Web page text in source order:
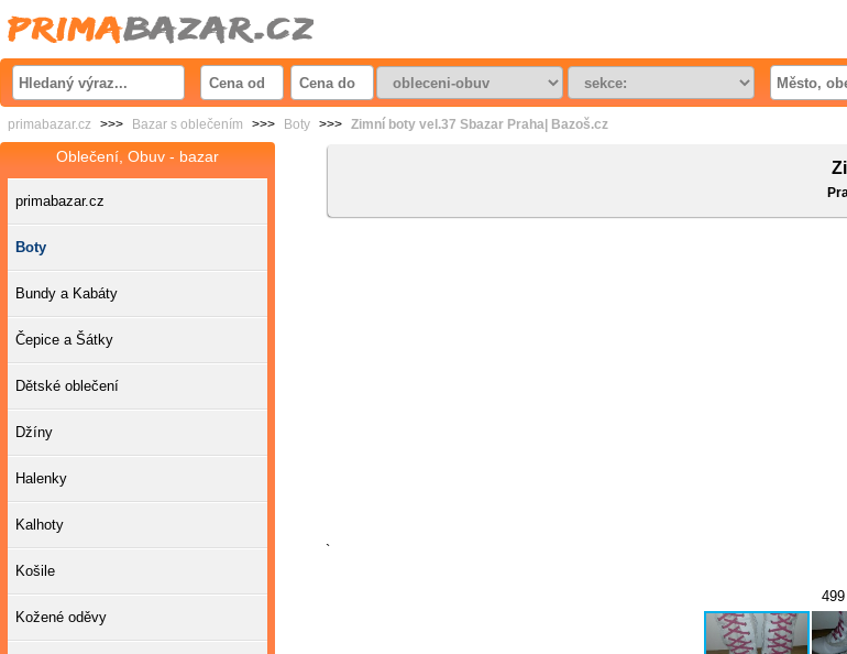
primabazar.cz >>> Bazar s oblečením >>> Boty >>> Zimní boty vel.37 Sbazar Praha| Bazoš.cz
`
Oblečení, Obuv - bazar
primabazar.cz
Boty
Bundy a Kabáty
Čepice a Šátky
Dětské oblečení
Džíny
Halenky
Kalhoty
Košile
Kožené oděvy